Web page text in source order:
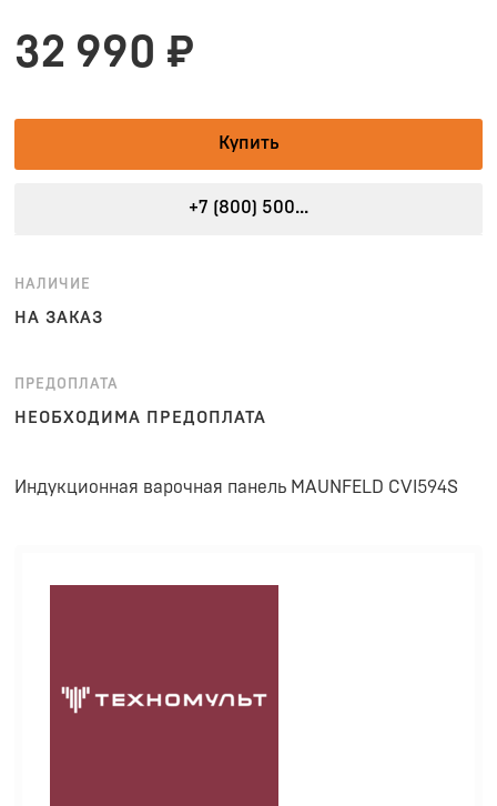
32 990 ₽
Купить
+7 (800) 500...
НАЛИЧИЕ
НА ЗАКАЗ
ПРЕДОПЛАТА
НЕОБХОДИМА ПРЕДОПЛАТА
Индукционная варочная панель MAUNFELD CVI594S